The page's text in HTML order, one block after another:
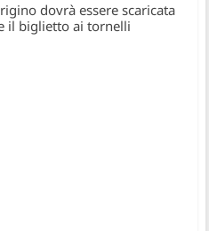
dovrà essere scaricata
il biglietto ai tornelli